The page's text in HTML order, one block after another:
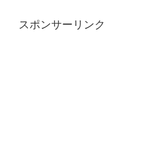
スポンサーリンク